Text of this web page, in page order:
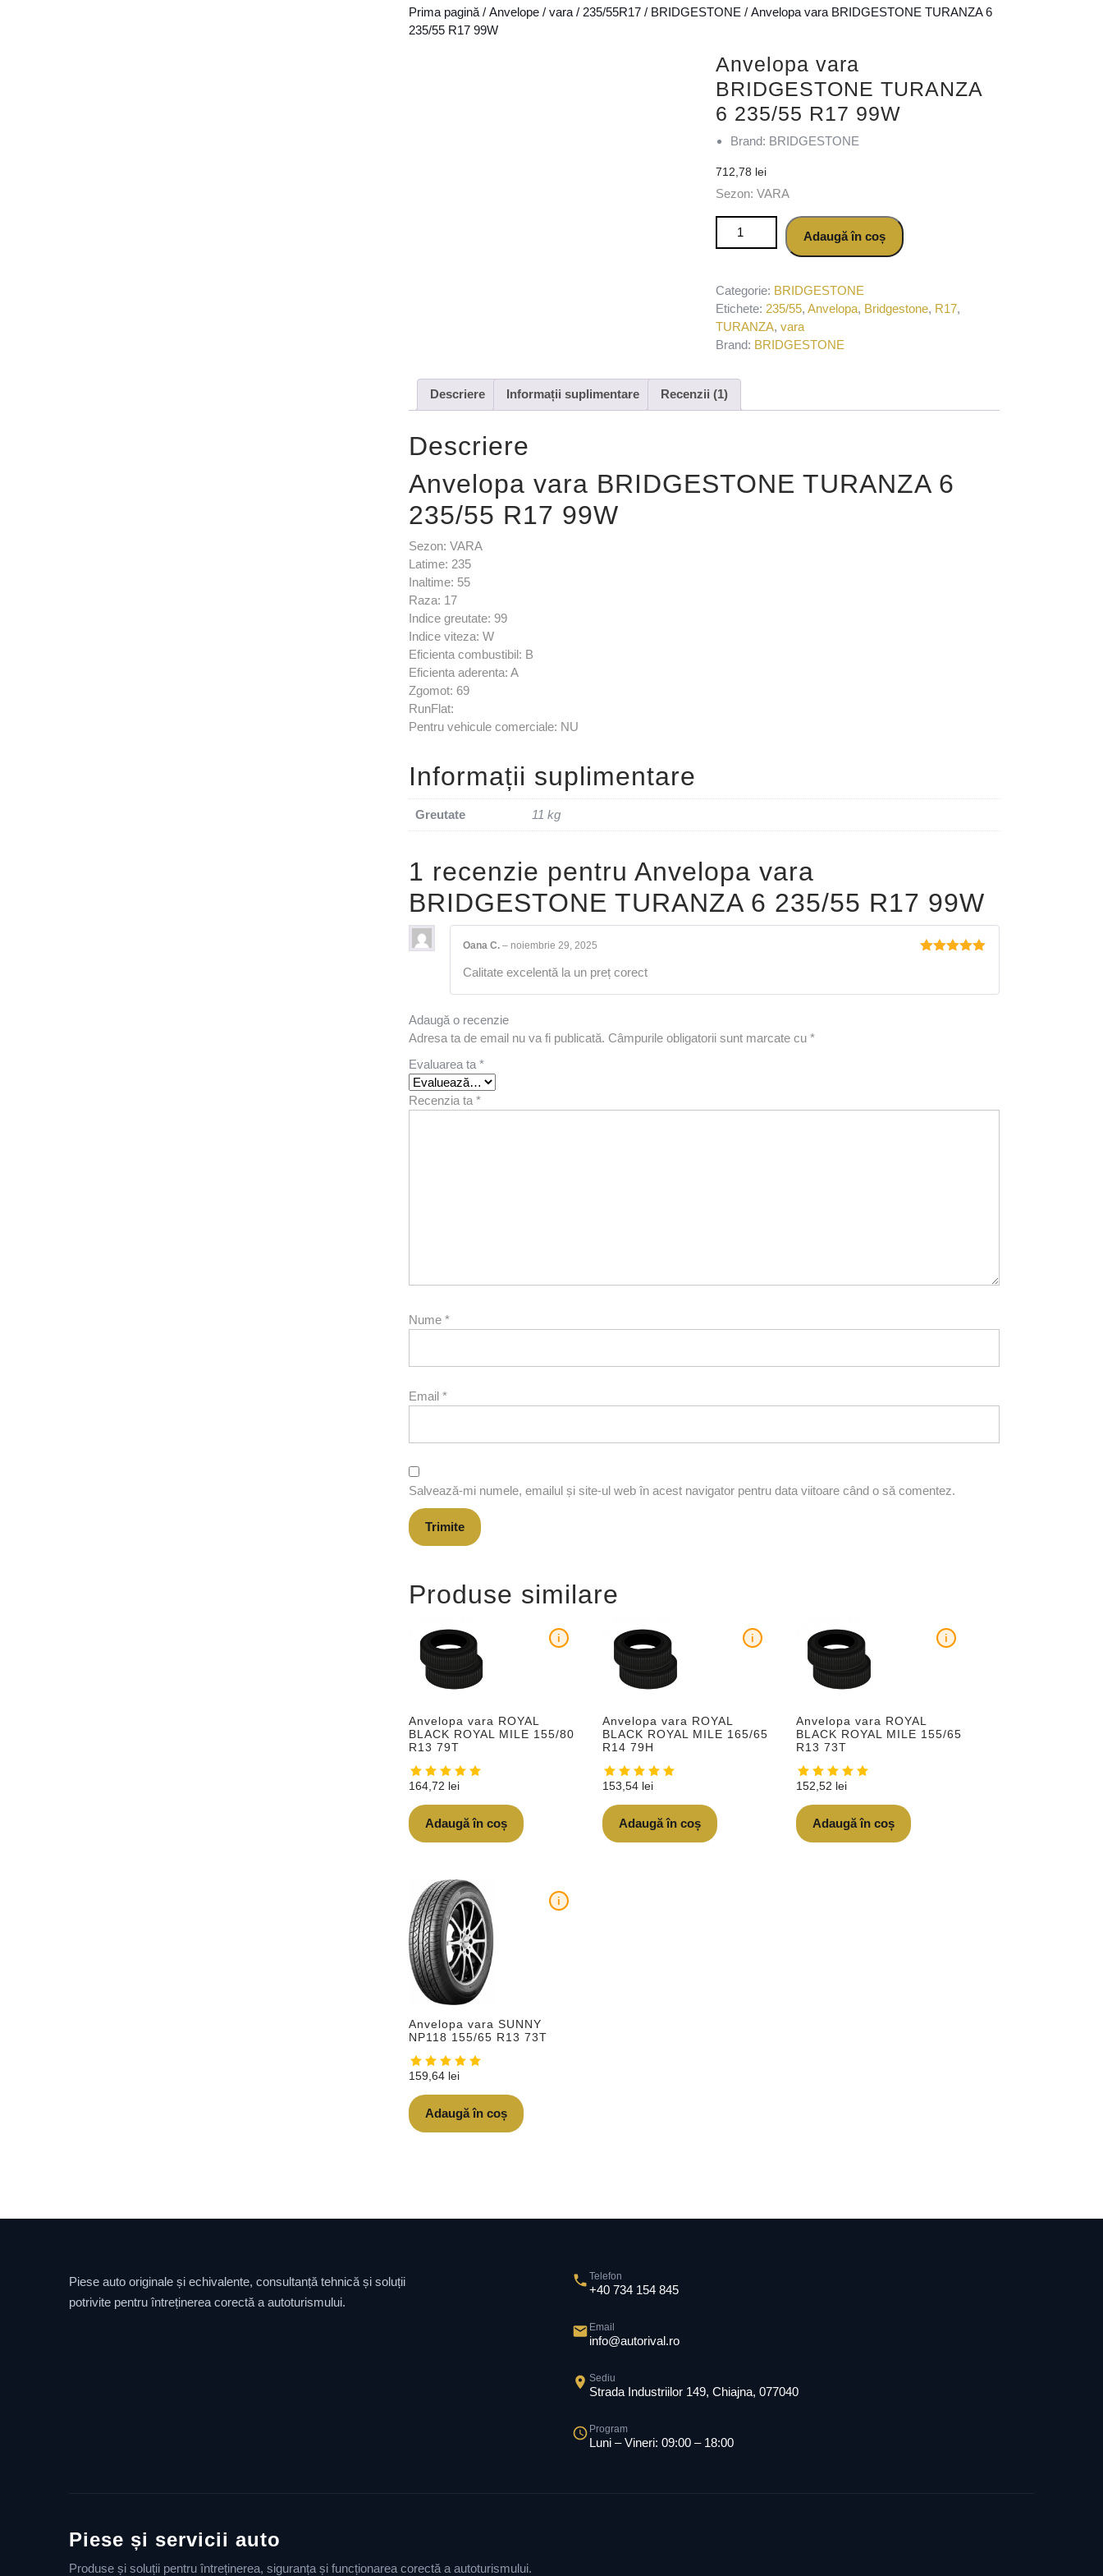
Prima pagină / Anvelope / vara / 235/55R17 / BRIDGESTONE / Anvelopa vara BRIDGESTONE TURANZA 6
235/55 R17 99W
Anvelopa vara
BRIDGESTONE TURANZA
6 235/55 R17 99W
Brand: BRIDGESTONE
712,78 lei
Sezon: VARA
Cantitate Anvelopa vara BRIDGESTONE TURANZA 6 235/55 R17 99W
Adaugă în coș
Categorie: BRIDGESTONE
Etichete: 235/55,Anvelopa, Bridgestone, R17,
TURANZA,vara
Brand: BRIDGESTONE
Descriere Informații suplimentare Recenzii (1)
Descriere
Anvelopa vara BRIDGESTONE TURANZA 6
235/55 R17 99W
Sezon: VARA
Latime: 235
Inaltime: 55
Raza: 17
Indice greutate: 99
Indice viteza: W
Eficienta combustibil: B
Eficienta aderenta: A
Zgomot: 69
RunFlat:
Pentru vehicule comerciale: NU
Informații suplimentare
Greutate 11 kg
1 recenzie pentru Anvelopa vara
BRIDGESTONE TURANZA 6 235/55 R17 99W
Oana C. – noiembrie 29, 2025
Calitate excelentă la un preț corect
Adaugă o recenzie
Adresa ta de email nu va fi publicată. Câmpurile obligatorii sunt marcate cu *
Evaluarea ta *
Recenzia ta *
Nume *
Email *
Salvează-mi numele, emailul și site-ul web în acest navigator pentru data viitoare când o să comentez.
Produse similare
Anvelopa vara ROYAL
BLACK ROYAL MILE 155/80
R13 79T
i
164,72 lei
Adaugă în coș
Anvelopa vara ROYAL
BLACK ROYAL MILE 165/65
R14 79H
i
153,54 lei
Adaugă în coș
Anvelopa vara ROYAL
BLACK ROYAL MILE 155/65
R13 73T
i
152,52 lei
Adaugă în coș
Anvelopa vara SUNNY
NP118 155/65 R13 73T
i
159,64 lei
Adaugă în coș
Piese auto originale și echivalente, consultanță tehnică și soluții
potrivite pentru întreținerea corectă a autoturismului.
Telefon
+40 734 154 845
Email
info@autorival.ro
Sediu
Strada Industriilor 149, Chiajna, 077040
Program
Luni – Vineri: 09:00 – 18:00
Piese și servicii auto
Produse și soluții pentru întreținerea, siguranța și funcționarea corectă a autoturismului.